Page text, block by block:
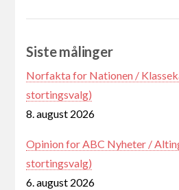
Siste målinger
Norfakta for Nationen /
stortingsvalg)
8. august 2026
Opinion for ABC Nyheter /
stortingsvalg)
6. august 2026